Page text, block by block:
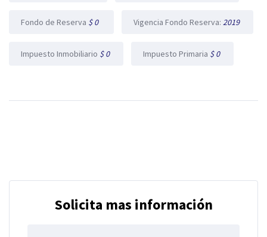
Fondo de Reserva $ 0 Vigencia Fondo Reserva: 2019
Impuesto Inmobiliario $ 0 Impuesto Primaria $ 0
Solicita mas información